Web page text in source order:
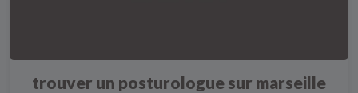
trouver un posturologue sur marseille